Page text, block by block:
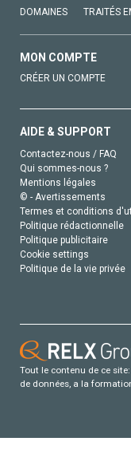
DOMAINES TRAITÉS
MON COMPTE
CRÉER UN COMPTE
AIDE & SUPPORT
Contactez-nous / FAQ
Qui sommes-nous ?
Mentions légales
© - Avertissements
Termes et conditions
Politique rédactionnelle
Politique publicitaire
Cookie settings
Politique de la vie privée
Tout le contenu de ce
de données, a la